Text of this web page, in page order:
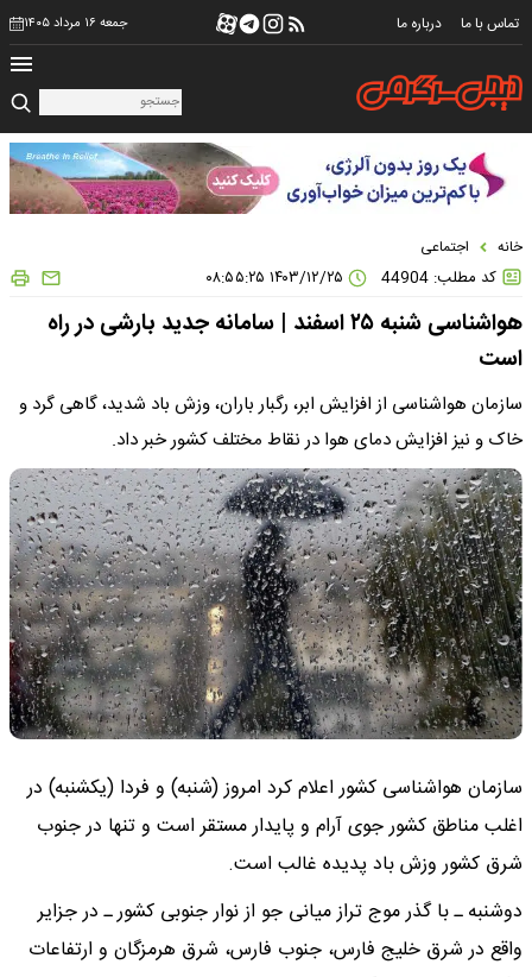
تماس با ما درباره ما جمعه ۱۶ مرداد ۱۴۰۵
خانه اجتماعی
کد مطلب: 44904
هواشناسی شنبه ۲۵ اسفند | سامانه جدید بارشی در راه
است
سازمان هواشناسی از افزایش ابر، رگبار باران، وزش باد شدید، گاهی گرد و
خاک و نیز افزایش دمای هوا در نقاط مختلف کشور خبر داد.
سازمان هواشناسی کشور اعلام کرد امروز (شنبه) و فردا (یکشنبه) در
اغلب مناطق کشور جوی آرام و پایدار مستقر است و تنها در جنوب
شرق کشور وزش باد پدیده غالب است.
دوشنبه ـ با گذر موج تراز میانی جو از نوار جنوبی کشور ـ در جزایر
واقع در شرق خلیج فارس، جنوب فارس، شرق هرمزگان و ارتفاعات